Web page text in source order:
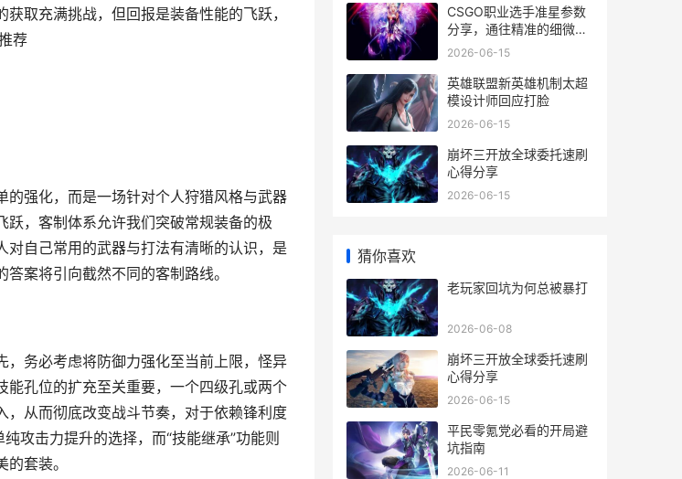
取充满挑战，但回报是装备性能的飞跃，
荐
强化，而是一场针对个人狩猎风格与武器
，客制体系允许我们突破常规装备的极
自己常用的武器与打法有清晰的认识，是
案将引向截然不同的客制路线。
务必考虑将防御力强化至当前上限，怪异
孔位的扩充至关重要，一个四级孔或两个
从而彻底改变战斗节奏，对于依赖锋利度
攻击力提升的选择，而“技能继承”功能则
套装。
CSGO职业选手准星参数
分享，通往精准的细微门
径
2026-06-15
英雄联盟新英雄机制太超
模设计师回应打脸
2026-06-15
崩坏三开放全球委托速刷
心得分享
2026-06-15
猜你喜欢
老玩家回坑为何总被暴打
2026-06-08
崩坏三开放全球委托速刷
心得分享
2026-06-15
平民零氪党必看的开局避
坑指南
2026-06-11